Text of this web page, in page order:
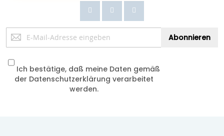
Anmeldung
zum
Abonnieren
Ich bestätige, daß meine Daten gemäß
der Datenschutzerklärung verarbeitet
werden.